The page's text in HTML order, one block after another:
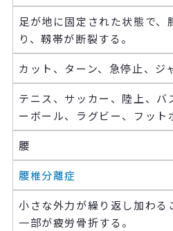
足が地に固定された状態で、
り、靱帯が断裂する。
カット、ターン、急停止、ジ
テニス、サッカー、陸上、バ
ーボール、ラグビー、フット
腰
腰椎分離症
小さな外力が繰り返し加わる
一部が疲労骨折する。